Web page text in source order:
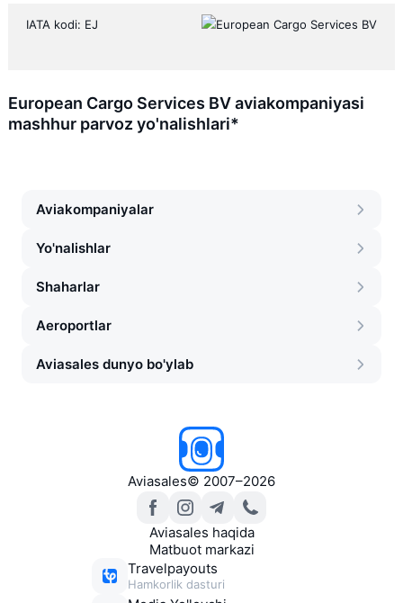
IATA kodi: EJ
European Cargo Services BV aviakompaniyasi
mashhur parvoz yo'nalishlari*
Aviakompaniyalar
Yo'nalishlar
Shaharlar
Aeroportlar
Aviasales dunyo bo'ylab
Aviasales© 2007–2026
Aviasales haqida
Matbuot markazi
Travelpayouts
Hamkorlik dasturi